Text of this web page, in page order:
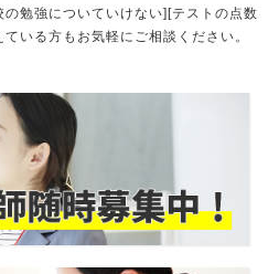
勉強についていけない][テストの点数
いる方もお気軽にご相談ください。